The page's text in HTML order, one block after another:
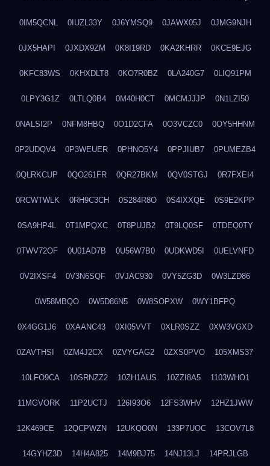
0IM5QCNL 0IUZL33Y 0J6YMSQ9 0JAWX05J 0JMG9NJH
0JX5HAPI 0JXDX9ZM 0K8I19RD 0KA2KHRR 0KCE9EJG
0KFC83WS 0KHXDLT8 0KO7R0BZ 0LA240G7 0LIQ91PM
0LPY3G1Z 0LTLQ0B4 0M40H0CT 0MCMJJJP 0N1LZI50
0NALSI2P 0NFM8HBQ 0O1D2CFA 0O3VCZC0 0OY5HHNM
0P2UDQV4 0P3WEUER 0PHNO5Y4 0PPJIUB7 0PUMEZB4
0QLRKCUP 0QO261FR 0QR27BKM 0QV0STGJ 0R7FXEI4
0RCWTWLK 0RH9C3CH 0S284R8O 0S4IXXQE 0S9E2KPP
0SA9HP4L 0T1MPQXC 0T8PUJB2 0T9LQ0SF 0TDEQ0TY
0TWV72OF 0U01AD7B 0U56W7B0 0UDKWD5I 0UELVNFD
0V2IXSF4 0V3N6SQF 0VJAC930 0VY5ZG3D 0W3LZD86
0W58MBQO 0W5D86N5 0W8SOPXW 0WY1BFPQ
0X4GG1J6 0XAANC43 0XI05VVT 0XLR0SZZ 0XW3VGXD
0ZAVTHSI 0ZM4J2CX 0ZVYGAG2 0ZXS0PVO 105XMS37
10LFO9CA 10SRNZZ2 10ZH1AUS 10ZZI8A5 1103WHO1
11MGVORK 11P2UCTJ 126I93O6 12FS3WHV 12HZ1JWW
12K469CE 12QCPWZN 12UKQO0N 133P7UOC 13COV7L8
14GYHZ3D 14H4A825 14M9BJ75 14NJ13LJ 14PRJLGB